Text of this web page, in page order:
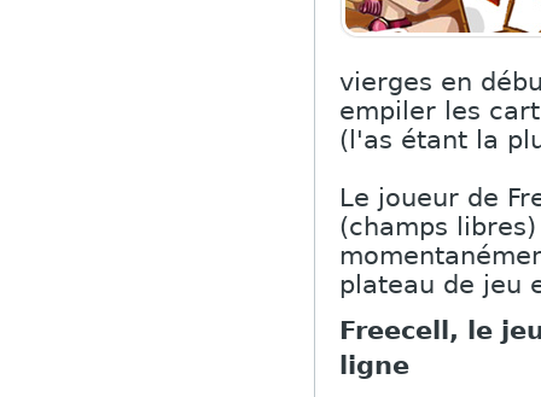
vierges en
empiler les
(l'as étant la
Le joueur de
(champs
plateau de jeu
Freecell, le
ligne